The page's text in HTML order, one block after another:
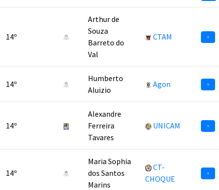
14º
Arthur de
Souza
Barreto do
Val
CTAM 9
14º
Humberto
Aluizio
Agon 9
14º
Alexandre
Ferreira
Tavares
UNICAM 9
14º
Maria Sophia
dos Santos
Marins
CT-
CHOQUE
9